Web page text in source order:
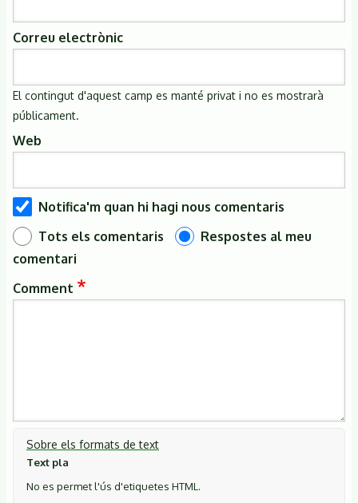
Correu electrònic
El contingut d'aquest camp es manté privat i no es mostrarà
públicament.
Web
Notifica'm quan hi hagi nous comentaris
Tots els comentaris
Respostes al meu
comentari
Comment
Sobre els formats de text
Text pla
No es permet l'ús d'etiquetes HTML.